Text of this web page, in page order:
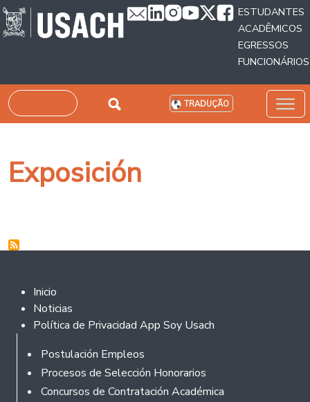
Passar para o conteúdo principal
ESTUDANTES
ACADÊMICOS
EGRESSOS
FUNCIONÁRIOS
Pesquisar TRADUÇÃO
Exposición
Footer 2
Inicio
Noticias
Política de Privacidad App Soy Usach
Rodapé
Postulación Empleos
Procesos de Selección Honorarios
Concursos de Contratación Académica